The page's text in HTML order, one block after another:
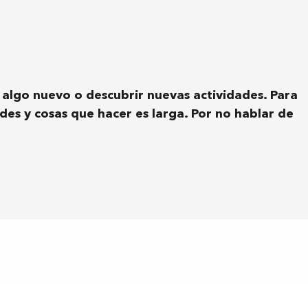
aux
nuevo o descubrir nuevas actividades. Para
y cosas que hacer es larga. Por no hablar de